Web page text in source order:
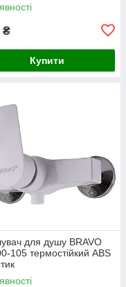
₴
Купити
для душу BRAVO
105 термостійкий ABS